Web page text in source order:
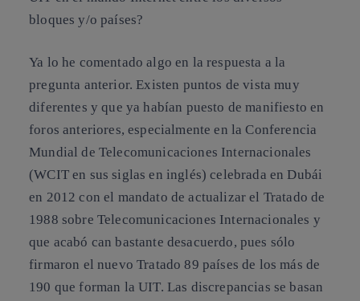
bloques y/o países?
Ya lo he comentado algo en la respuesta a la
pregunta anterior. Existen puntos de vista muy
diferentes y que ya habían puesto de manifiesto en
foros anteriores, especialmente en la Conferencia
Mundial de Telecomunicaciones Internacionales
(WCIT en sus siglas en inglés) celebrada en Dubái
en 2012 con el mandato de actualizar el Tratado de
1988 sobre Telecomunicaciones Internacionales y
que acabó can bastante desacuerdo, pues sólo
firmaron el nuevo Tratado 89 países de los más de
190 que forman la UIT. Las discrepancias se basan